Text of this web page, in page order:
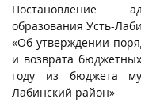
Постановление
образования Усть-
«Об утверждении
и возврата
году из бюджета
Лабинский район»